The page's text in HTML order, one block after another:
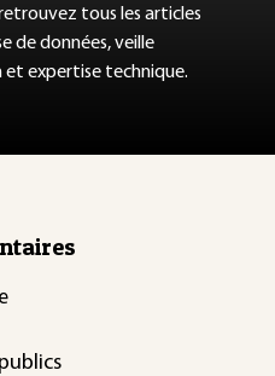
tous les articles
de données, veille
expertise technique.